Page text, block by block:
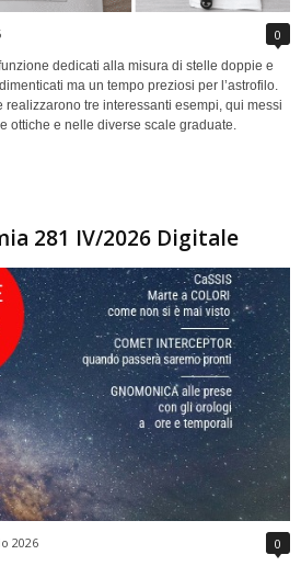
0
dedicati alla misura di stelle doppie e
ma un tempo preziosi per l’astrofilo.
realizzarono tre interessanti esempi, qui messi
ottiche e nelle diverse scale graduate.
281 IV/2026 Digitale
2026 0